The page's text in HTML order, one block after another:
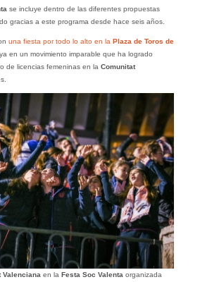
se incluye dentro de las diferentes propuestas
gracias a este programa desde hace seis años.
una fiesta por todo lo alto en la Plaza de Toros de
en un movimiento imparable que ha logrado
de licencias femeninas en la Comunitat
Valenciana en la Festa Soc Valenta organizada